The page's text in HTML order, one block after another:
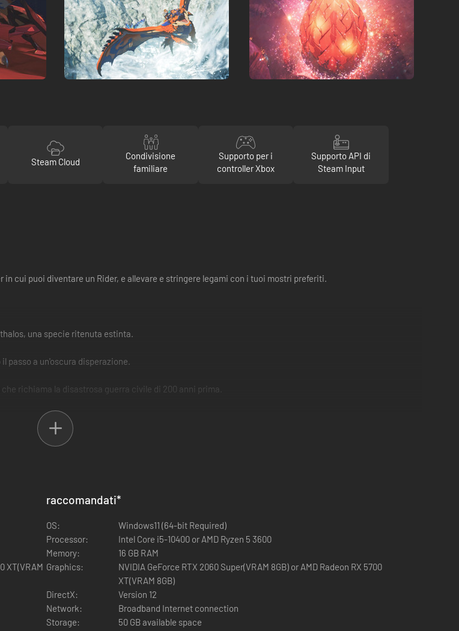
Steam Cloud
Condivisione
familiare
Supporto per i
controller Xbox
Supporto API di
Steam Input
cui puoi diventare un Rider, e allevare e stringere legami con i tuoi mostri preferiti.
una specie ritenuta estinta.
passo a un'oscura disperazione.
richiama la disastrosa guerra civile di 200 anni prima.
della rovina. Nell'oscurità di questi tempi bui, si riaccende la scintilla della guerra.
alla scoperta della verità.
XT(VRAM
raccomandati*
OS:
Windows11 (64-bit Required)
Processor:
Intel Core i5-10400 or AMD Ryzen 5 3600
Memory:
16 GB RAM
Graphics:
NVIDIA GeForce RTX 2060 Super(VRAM 8GB) or AMD Radeon RX 5700
XT(VRAM 8GB)
DirectX:
Version 12
Network:
Broadband Internet connection
Storage:
50 GB available space